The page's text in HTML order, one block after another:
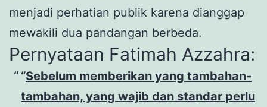
menjadi perhatian publik karena dianggap
mewakili dua pandangan berbeda.
Pernyataan Fatimah Azzahra:
“Sebelum memberikan yang tambahan-
tambahan, yang wajib dan standar perlu